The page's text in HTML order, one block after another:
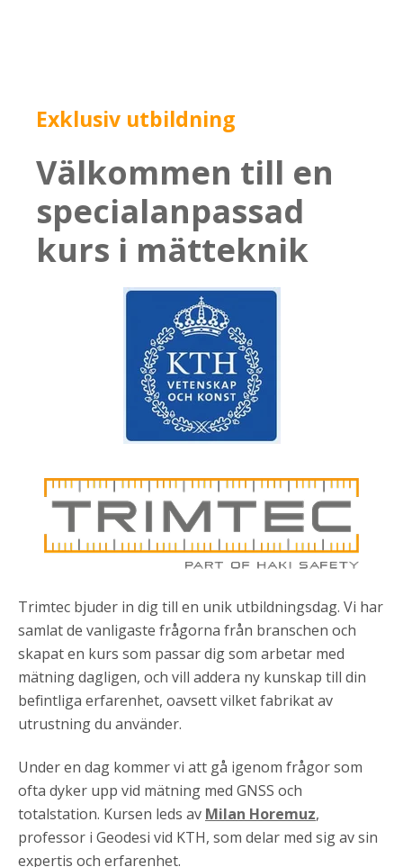
Exklusiv utbildning
Välkommen till en
specialanpassad
kurs i mätteknik
Trimtec bjuder in dig till en unik utbildningsdag. Vi har
samlat de vanligaste frågorna från branschen och
skapat en kurs som passar dig som arbetar med
mätning dagligen, och vill addera ny kunskap till din
befintliga erfarenhet, oavsett vilket fabrikat av
utrustning du använder.
Under en dag kommer vi att gå igenom frågor som
ofta dyker upp vid mätning med GNSS och
totalstation. Kursen leds av Milan Horemuz,
professor i Geodesi vid KTH, som delar med sig av sin
expertis och erfarenhet.